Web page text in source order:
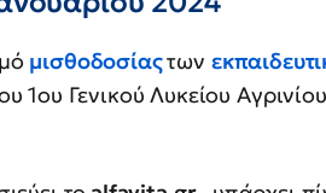
μισθοδοσίαςτων
1ου Γενικού Λυκείου Αγρινίου